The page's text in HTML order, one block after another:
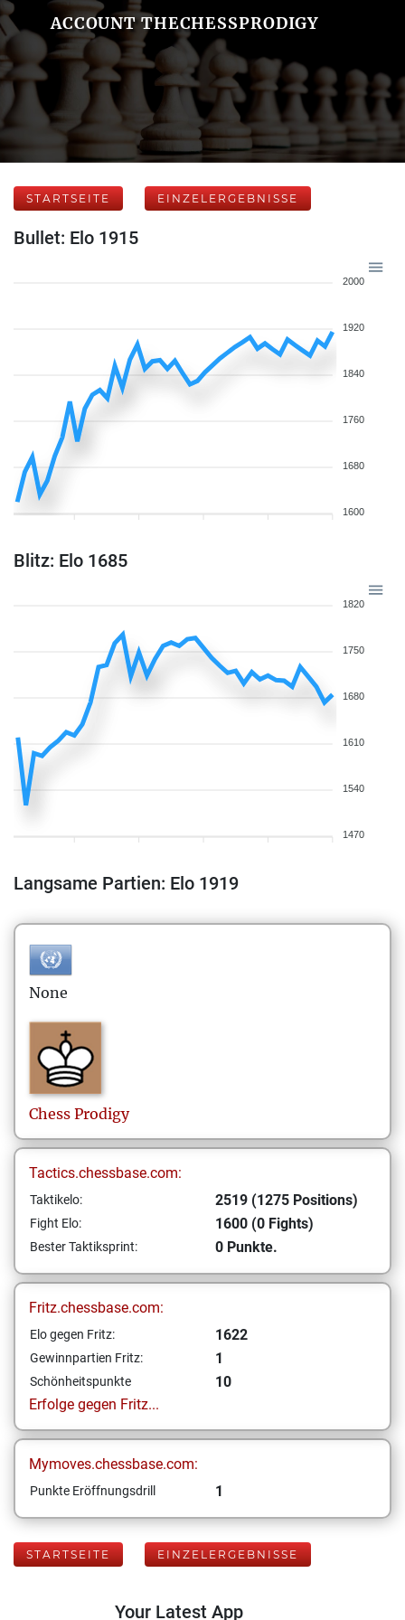
ACCOUNT THECHESSPRODIGY
STARTSEITE EINZELERGEBNISSE
Bullet: Elo 1915
2000
1920
1840
1760
1680
1600
Blitz: Elo 1685
1820
1750
1680
1610
1540
1470
Langsame Partien: Elo 1919
None
Chess Prodigy
Tactics.chessbase.com:
Taktikelo: 2519 (1275 Positions)
Fight Elo: 1600 (0 Fights)
Bester Taktiksprint: 0 Punkte.
Fritz.chessbase.com:
Elo gegen Fritz: 1622
Gewinnpartien Fritz: 1
Schönheitspunkte
10
Erfolge gegen Fritz...
Mymoves.chessbase.com:
Punkte Eröffnungsdrill 1
STARTSEITE EINZELERGEBNISSE
Your Latest App